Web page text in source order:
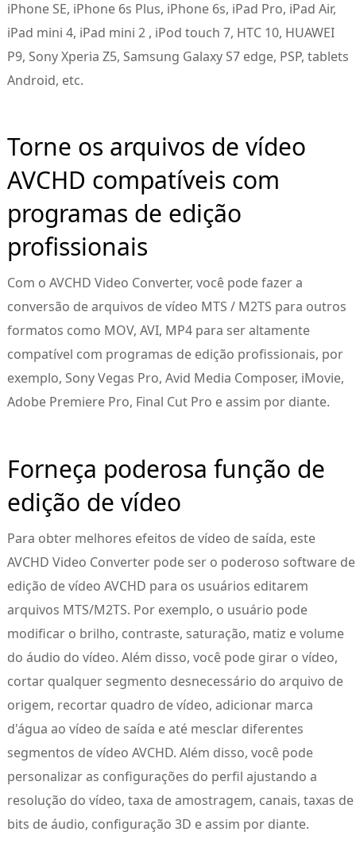
iPhone SE, iPhone 6s Plus, iPhone 6s, iPad Pro, iPad Air,
iPad mini 4, iPad mini 2 , iPod touch 7, HTC 10, HUAWEI
P9, Sony Xperia Z5, Samsung Galaxy S7 edge, PSP, tablets
Android, etc.
Torne os arquivos de vídeo
AVCHD compatíveis com
programas de edição
profissionais
Com o AVCHD Video Converter, você pode fazer a
conversão de arquivos de vídeo MTS / M2TS para outros
formatos como MOV, AVI, MP4 para ser altamente
compatível com programas de edição profissionais, por
exemplo, Sony Vegas Pro, Avid Media Composer, iMovie,
Adobe Premiere Pro, Final Cut Pro e assim por diante.
Forneça poderosa função de
edição de vídeo
Para obter melhores efeitos de vídeo de saída, este
AVCHD Video Converter pode ser o poderoso software de
edição de vídeo AVCHD para os usuários editarem
arquivos MTS/M2TS. Por exemplo, o usuário pode
modificar o brilho, contraste, saturação, matiz e volume
do áudio do vídeo. Além disso, você pode girar o vídeo,
cortar qualquer segmento desnecessário do arquivo de
origem, recortar quadro de vídeo, adicionar marca
d'água ao vídeo de saída e até mesclar diferentes
segmentos de vídeo AVCHD. Além disso, você pode
personalizar as configurações do perfil ajustando a
resolução do vídeo, taxa de amostragem, canais, taxas de
bits de áudio, configuração 3D e assim por diante.